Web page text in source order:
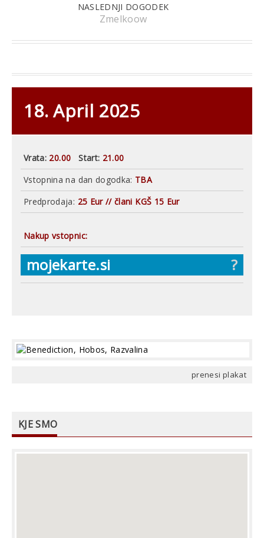
NASLEDNJI DOGODEK
Zmelkoow
18. April 2025
Vrata: 20.00 Start: 21.00
Vstopnina na dan dogodka: TBA
Predprodaja: 25 Eur // člani KGŠ 15 Eur
Nakup vstopnic:
mojekarte.si ?
prenesi plakat
KJE SMO